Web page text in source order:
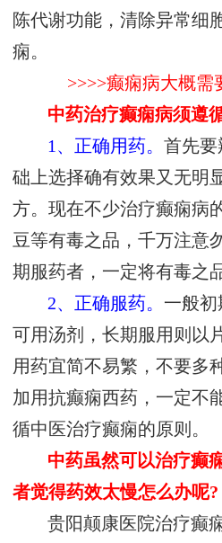
陈代谢功能，清除异常细
痫。
>>>>癫痫病大概需
中药治疗癫痫病须遵
1、正确用药。首先要
础上选择确有效果又无明
方。现在不少治疗癫痫病
豆等有毒之品，千万注意
期服药者，一定将有毒之
2、正确服药。 一般
可用汤剂，长期服用则以
用药宜简不易繁，不要多
加用抗癫痫西药，一定不
循中医治疗癫痫的原则。
中药虽然可以治疗癫
者觉得药效太慢怎么办呢?
贵阳颠康医院治疗